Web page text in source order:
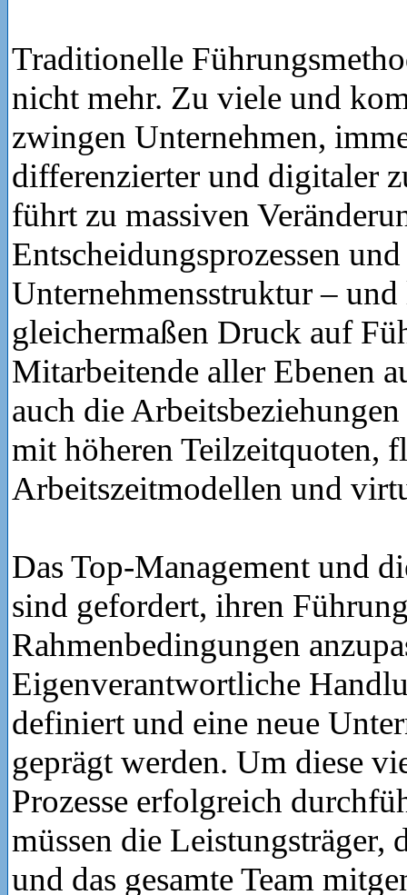
Traditionelle
nicht mehr. Zu viele und
zwingen Unternehmen,
differenzierter und digitaler
führt zu massiven
Entscheidungsprozessen
Unternehmensstruktur – und
gleichermaßen Druck auf
Mitarbeitende aller Ebenen
auch die
mit höheren Teilzeitquoten,
Arbeitszeitmodellen und
Das Top-Management und
sind gefordert, ihren
Rahmenbedingungen
Eigenverantwortliche
definiert und eine neue
geprägt werden. Um diese
Prozesse erfolgreich
müssen die Leistungsträger,
und das gesamte Team